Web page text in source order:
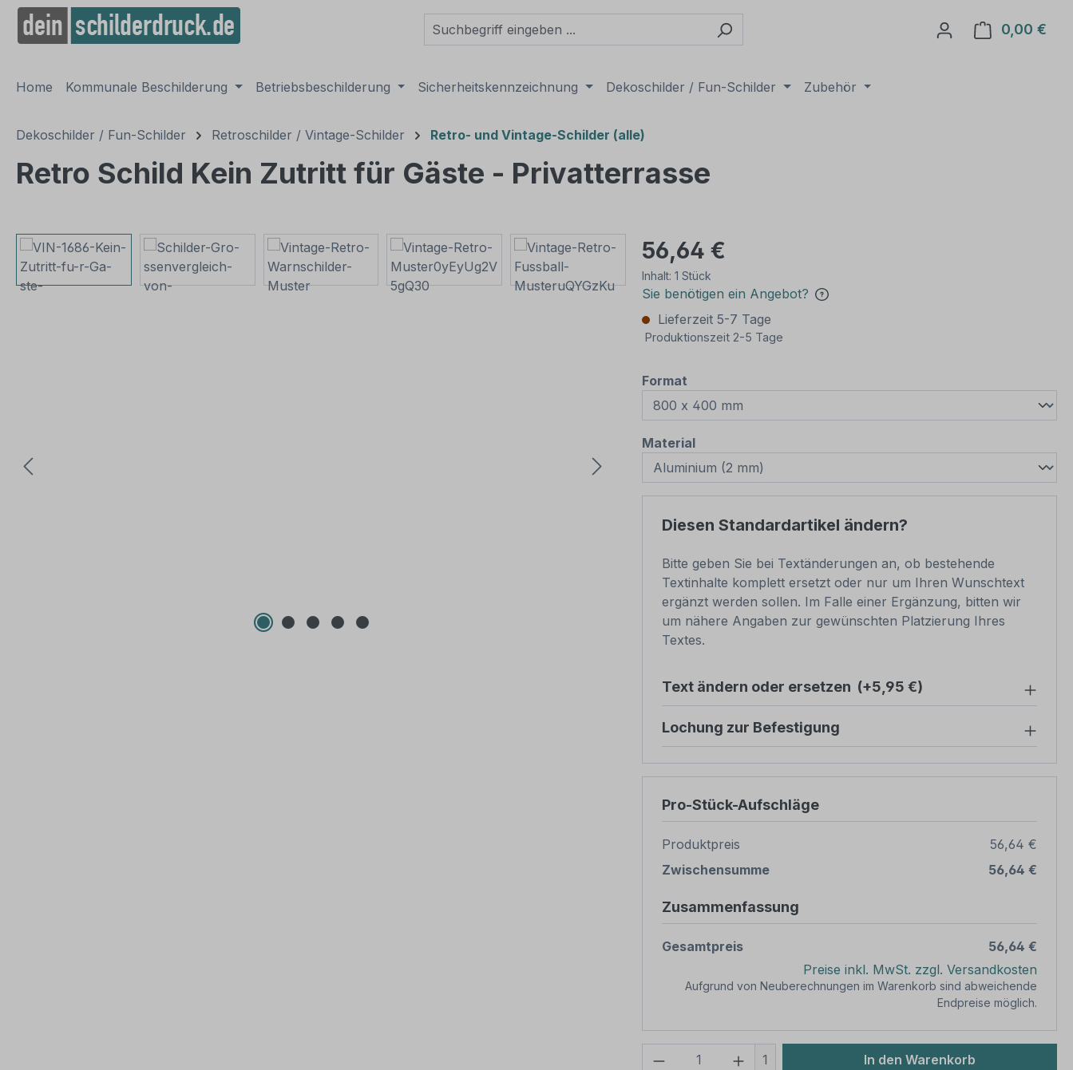
Zur Hauptnavigation springen
0,00 €
Home Kommunale Beschilderung Betriebsbeschilderung Sicherheitskennzeichnung Dekoschilder / Fun-Schilder Zubehör
Dekoschilder / Fun-Schilder Retroschilder / Vintage-Schilder Retro- und Vintage-Schilder (alle)
Retro Schild Kein Zutritt für Gäste - Privatterrasse
Bildergalerie überspringen 56,64 €
Inhalt: 1 Stück
Sie benötigen ein Angebot?
Lieferzeit 5-7 Tage
Produktionszeit 2-5 Tage
Format
Materialauswählen
Diesen Standardartikel ändern?
Bitte geben Sie bei Textänderungen an, ob bestehende
Textinhalte komplett ersetzt oder nur um Ihren Wunschtext
ergänzt werden sollen. Im Falle einer Ergänzung, bitten wir
um nähere Angaben zur gewünschten Platzierung Ihres
Textes.
Text ändern oder ersetzen (+5,95 €)
Lochung zur Befestigung
Pro-Stück-Aufschläge
Produktpreis
56,64 €
Zwischensumme
56,64 €
Zusammenfassung
Gesamtpreis
56,64 €
Preise inkl. MwSt. zzgl. Versandkosten
Aufgrund von Neuberechnungen im Warenkorb sind abweichende
Endpreise möglich.
Produkt Anzahl: Gib den gewünschten Wert
1 In den Warenkorb